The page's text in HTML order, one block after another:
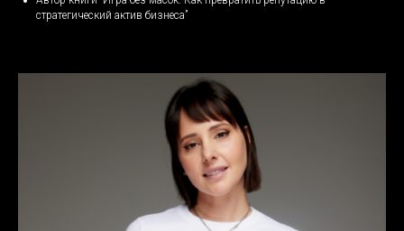
стратегический актив бизнеса”